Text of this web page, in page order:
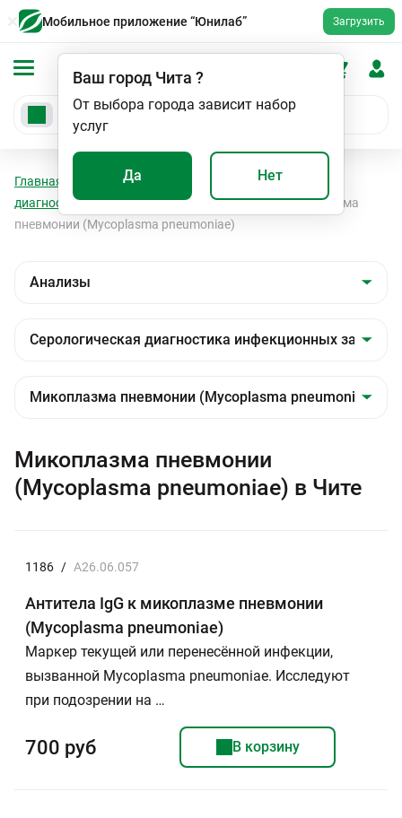
Мобильное приложение “Юнилаб” Загрузить
Ваш город Чита ?
От выбора города зависит набор
услуг
Да Нет
Главная Анализы
Серологическая
диагностика инфекционных заболеваний
Микоплазма
пневмонии (Mycoplasma pneumoniae)
Микоплазма пневмонии
(Mycoplasma pneumoniae) в Чите
1186 / A26.06.057
Антитела IgG к микоплазме пневмонии
(Mycoplasma pneumoniae)
Маркер текущей или перенесённой инфекции,
вызванной Mycoplasma pneumoniae. Исследуют
при подозрении на …
700 руб В корзину